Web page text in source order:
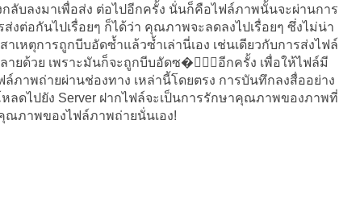
บลงมาเพื่อส่ง ต่อไปอีกครั้ง นั่นก็คือไฟล์ภาพนั้นจะผ่านการ
ต่อกันไปเรื่อยๆ ก็ได้ว่า คุณภาพจะลดลงไปเรื่อยๆ ซึ่งไม่น่า
เหตุการถูกบีบอัดซ้ำแล้วซ้ำเล่านี่เอง เช่นเดียวกับการส่งไฟล์
ายด้วย เพราะมันก็จะถูกบีบอัดซ�้ำอีกครั้ง เพื่อให้ไฟล์มี
ภาพถ่ายผ่านช่องทาง เหล่านี้โดยตรง การบันทึกลงสื่ออย่าง
หลดไปยัง Server ฝากไฟล์จะเป็นการรักษาคุณภาพของภาพ
ณภาพของไฟล์ภาพถ่ายนั่นเอง!